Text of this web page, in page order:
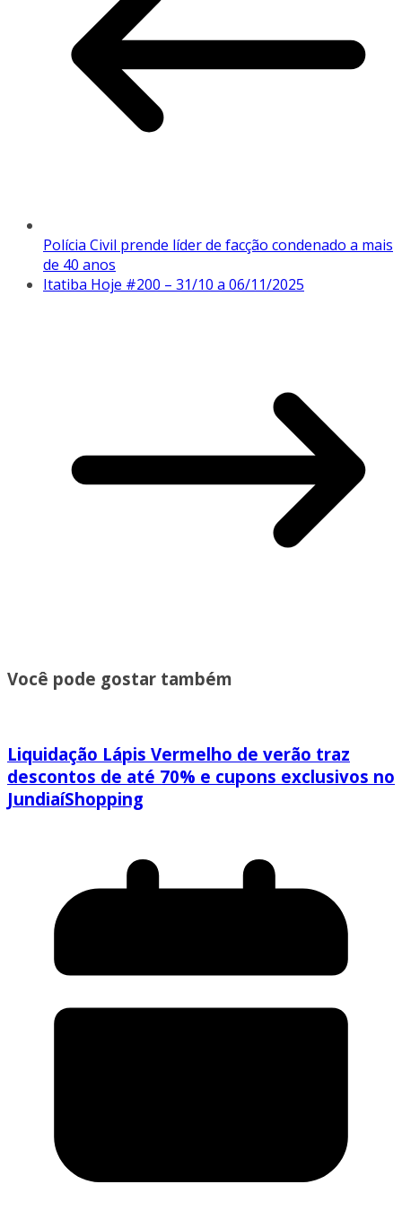
Polícia Civil prende líder de facção condenado a mais
de 40 anos
Itatiba Hoje #200 – 31/10 a 06/11/2025
Você pode gostar também
Liquidação Lápis Vermelho de verão traz
descontos de até 70% e cupons exclusivos no
JundiaíShopping